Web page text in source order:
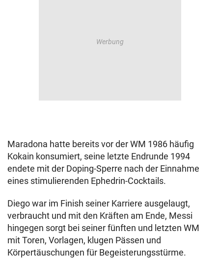
Maradona hatte bereits vor der WM 1986 häufig
Kokain konsumiert, seine letzte Endrunde 1994
endete mit der Doping-Sperre nach der Einnahme
eines stimulierenden Ephedrin-Cocktails.
Diego war im Finish seiner Karriere ausgelaugt,
verbraucht und mit den Kräften am Ende, Messi
hingegen sorgt bei seiner fünften und letzten WM
mit Toren, Vorlagen, klugen Pässen und
Körpertäuschungen für Begeisterungsstürme.